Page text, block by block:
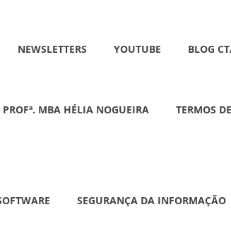
NEWSLETTERS YOUTUBE BLOG
PROFª. MBA HÉLIA NOGUEIRA TERMOS
SEGURANÇA DA INFORMAÇÃO